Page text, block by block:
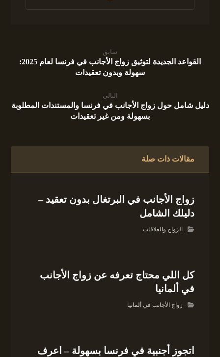
سابق
القواعد الجديدة لتوثيق زواج الأجانب في فرنسا لعام 2025:
سهولة وبدون تعقيدات
التالي
دليل شامل حول زواج الأجانب في فرنسا والمستندات المطلوبة
بسهولة ومن غير تعقيدات
مقالات ذات صلة
زواج الأجانب في البرتغال بدون تعقيد –
دليلك الشامل
الزواج والعلاقات
كل اللي محتاج تعرفه عن زواج الأجانب
في ألمانيا
زواج الأجانب في ألمانيا
اتجوز أجنبية في فرنسا بسهولة – اعرف